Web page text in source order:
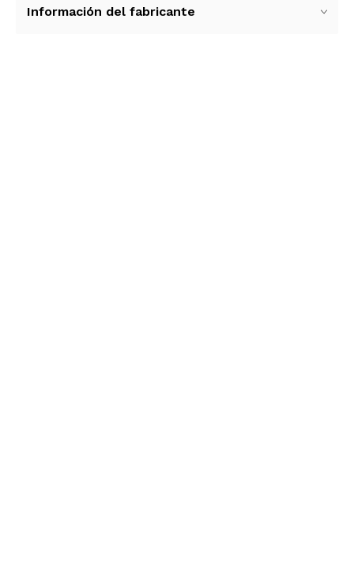
Información del fabricante